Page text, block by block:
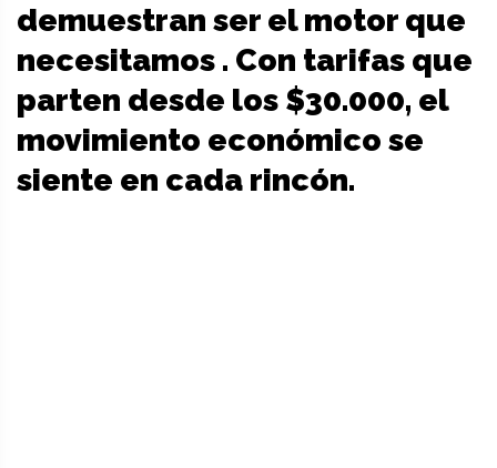
demuestran ser el motor que
necesitamos . Con tarifas que
parten desde los $30.000, el
movimiento económico se
siente en cada rincón.